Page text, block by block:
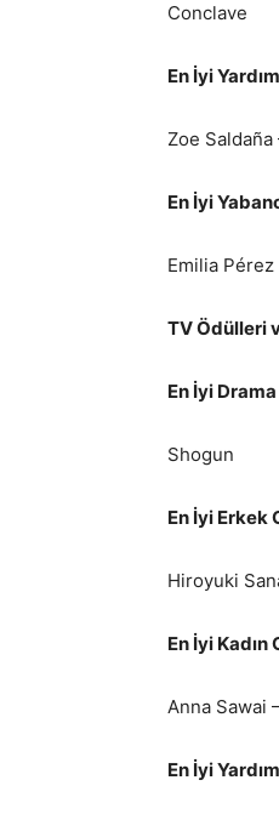
Conclave
En İyi
Zoe
En İyi
Emilia Pérez
TV Ödülleri
En İyi
Shogun
En İyi Erkek
Hiroyuki
En İyi
Anna Sawai
En İyi